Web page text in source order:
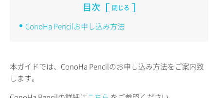
目次 閉じる
ConoHa Pencilお申し込み方法
本ガイドでは、ConoHa Pencilのお申し込み方法をご案内致
します。